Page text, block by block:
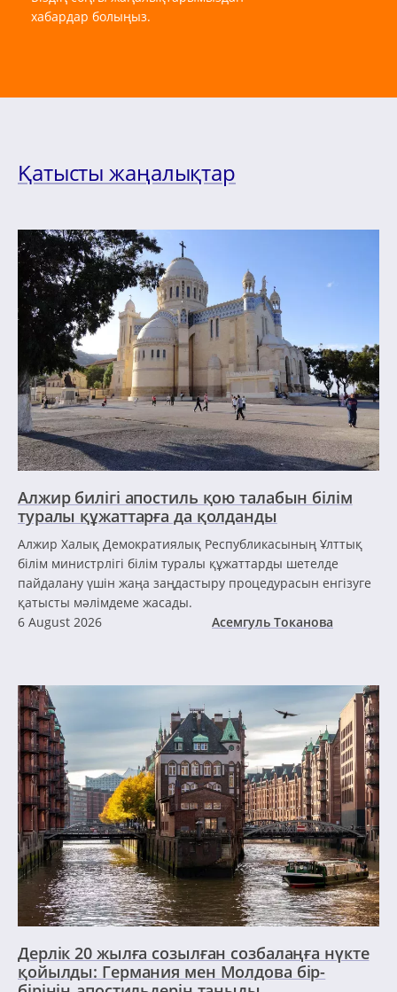
хабардар болыңыз.
Қатысты жаңалықтар
Алжир билігі апостиль қою талабын білім
туралы құжаттарға да қолданды
Алжир Халық Демократиялық Республикасының Ұлттық
білім министрлігі білім туралы құжаттарды шетелде
пайдалану үшін жаңа заңдастыру процедурасын енгізуге
қатысты мәлімдеме жасады.
6 August 2026
Асемгуль Токанова
Дерлік 20 жылға созылған созбалаңға нүкте
қойылды: Германия мен Молдова бір-